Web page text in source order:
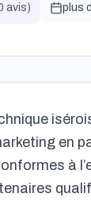
avis) plus
en
à